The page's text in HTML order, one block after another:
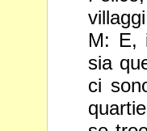
M: E,
sia
ci